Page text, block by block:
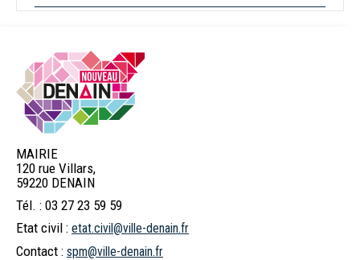
Mes services en
ligne
Logement
spectacles
MAIRIE
120 rue Villars,
59220 DENAIN
Tél. : 03 27 23 59 59
Etat civil : etat.civil@ville-denain.fr
Contact : spm@ville-denain.fr